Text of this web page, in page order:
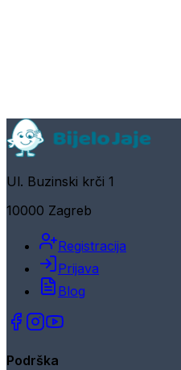
Ul. Buzinski krči 1
10000 Zagreb
Registracija
Prijava
Blog
Podrška